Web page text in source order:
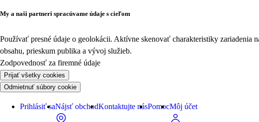
My a naši partneri spracúvame údaje s cieľom
Používať presné údaje o geolokácii. Aktívne skenovať charakteristiky zariadenia
obsahu, prieskum publika a vývoj služieb.
Zodpovednosť za firemné údaje
Prijať všetky cookies
Odmietnuť súbory cookie
Prihlásiť saNájsť obchodKontaktujte násPomocMôj účet